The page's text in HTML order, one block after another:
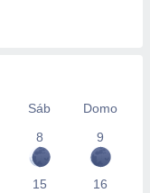
Sáb
Domo
8 9
15 16